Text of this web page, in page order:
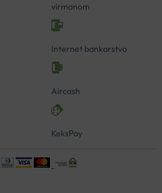
virmanom
Internet bankarstvo
Aircash
KeksPay